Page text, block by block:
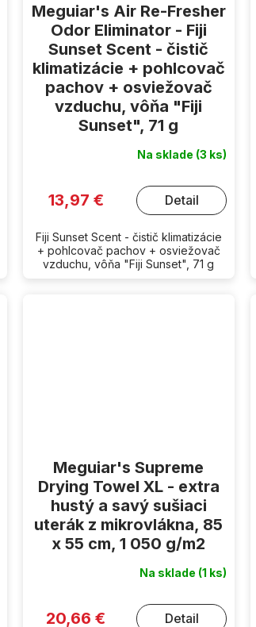
Meguiar's Air Re-Fresher
Odor Eliminator - Fiji
Sunset Scent - čistič
klimatizácie + pohlcovač
pachov + osviežovač
vzduchu, vôňa "Fiji
Sunset", 71 g
Na sklade (3 ks)
13,97 € Detail
Fiji Sunset Scent - čistič klimatizácie
+ pohlcovač pachov + osviežovač
vzduchu, vôňa "Fiji Sunset", 71 g
Meguiar's Supreme
Drying Towel XL - extra
hustý a savý sušiaci
uterák z mikrovlákna, 85
x 55 cm, 1 050 g/m2
Na sklade (1 ks)
20,66 € Detail